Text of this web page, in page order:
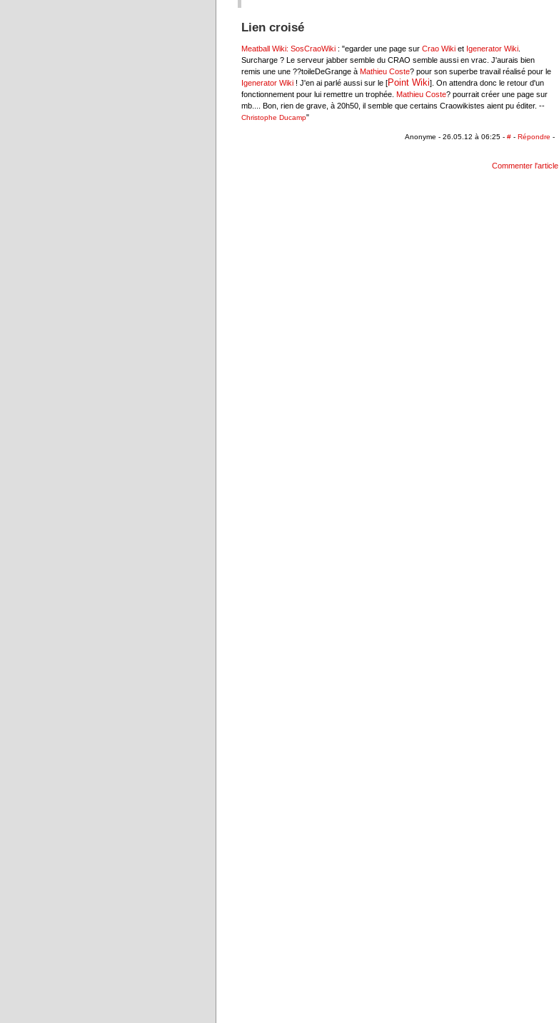
Lien croisé
Meatball Wiki: SosCraoWiki : "egarder une page surCrao Wiki et Igenerator Wiki
Surcharge ? Le serveur jabber semble du CRAO semble aussi en vrac. J'aurais bien
remis une une ??toileDeGrange àMathieu Coste? pour son superbe travail réalisé pour le
Igenerator Wiki ! J'en ai parlé aussi sur le [Point Wiki]. On attendra donc le retour d'un
fonctionnement pour lui remettre un trophée.Mathieu Coste? pourrait créer une page sur
mb.... Bon, rien de grave, à 20h50, il semble que certains Craowikistes aient pu éditer. --
Christophe Ducamp"
Anonyme - 26.05.12 à 06:25 - # - Répondre -
Commenter l'article